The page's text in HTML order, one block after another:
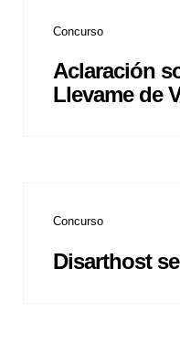
Concurso
Aclaración
Llevame de
Concurso
Disarthost